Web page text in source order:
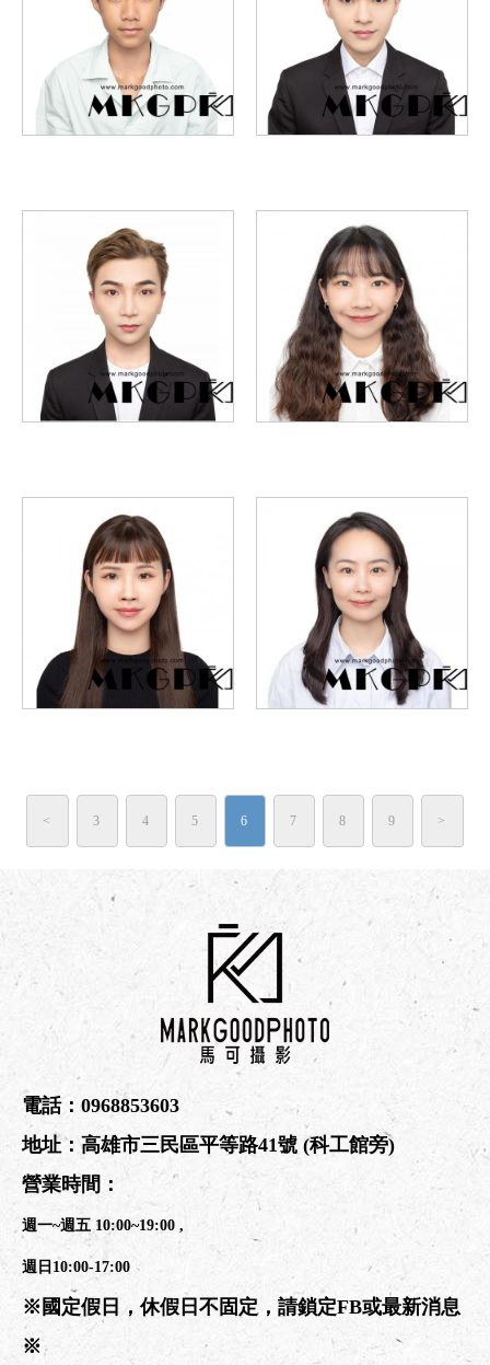
< 3 4 5 6 7 8 9 >
電話： 0968853603
地址：高雄市三民區平等路41號 (科工館旁)
營業時間：
週一~週五 10:00~19:00 ,
週日10:00-17:00
※國定假日，休假日不固定，請鎖定FB或最新消息
※